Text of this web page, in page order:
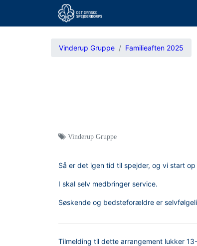
Vinderup Gruppe Familieaften 2025
Vinderup Gruppe
Så er det igen tid til spejder, og vi start
I skal selv medbringer service.
Søskende og bedsteforældre er
Tilmelding til dette arrangement lukker